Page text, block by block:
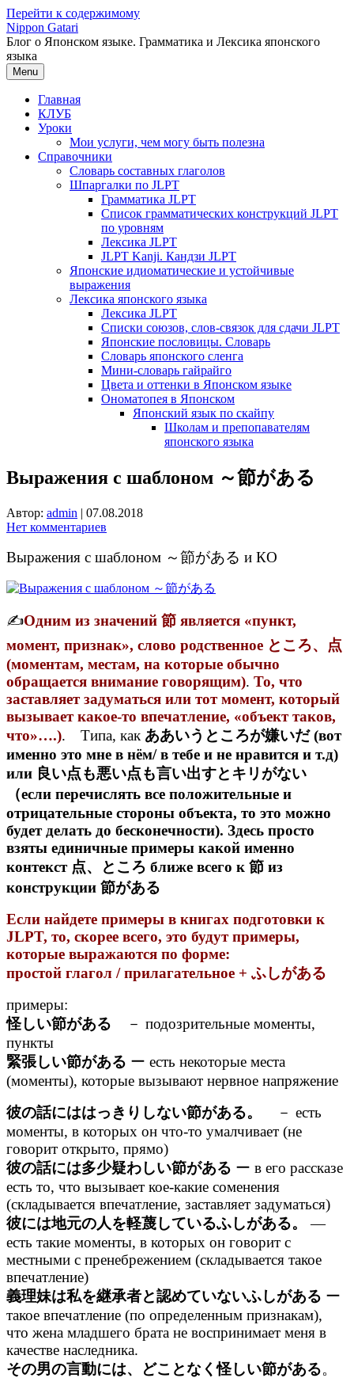
Перейти к содержимому
Nippon Gatari
Блог о Японском языке. Грамматика и Лексика японского
языка
Menu
Главная
КЛУБ
Уроки
Мои услуги, чем могу быть полезна
Справочники
Словарь составных глаголов
Шпаргалки по JLPT
Грамматика JLPT
Список грамматических конструкций JLPT
по уровням
Лексика JLPT
JLPT Kanji. Кандзи JLPT
Японские идиоматические и устойчивые
выражения
Лексика японского языка
Лексика JLPT
Списки союзов, слов-связок для сдачи JLPT
Японские пословицы. Словарь
Словарь японского сленга
Мини-словарь гайрайго
Цвета и оттенки в Японском языке
Ономатопея в Японском
Японский язык по скайпу
Школам и препопавателям
японского языка
Выражения с шаблоном ～節がある
Автор: admin | 07.08.2018
Нет комментариев
Выражения с шаблоном ～節がある и КО
✍Одним из значений 節 является «пункт,
момент, признак», слово родственное ところ、点
(моментам, местам, на которые обычно
обращается внимание говорящим). То, что
заставляет задуматься или тот момент, который
вызывает какое-то впечатление, «объект таков,
что»….). Типа, как ああいうところが嫌いだ (вот
именно это мне в нём/ в тебе и не нравится и т.д)
или 良い点も悪い点も言い出すとキリがない
（если перечислять все положительные и
отрицательные стороны объекта, то это можно
будет делать до бесконечности). Здесь просто
взяты единичные примеры какой именно
контекст 点、ところ ближе всего к 節 из
конструкции 節がある
Если найдете примеры в книгах подготовки к
JLPT, то, скорее всего, это будут примеры,
которые выражаются по форме:
простой глагол / прилагательное + ふしがある
примеры:
怪しい節がある
－ подозрительные моменты,
пункты
緊張しい節がある ー есть некоторые места
(моменты), которые вызывают нервное напряжение
彼の話にははっきりしない節がある。
－ есть
моменты, в которых он что-то умалчивает (не
говорит открыто, прямо)
彼の話には多少疑わしい節がある ー в его рассказе
есть то, что вызывает кое-какие соменения
(складывается впечатление, заставляет задуматься)
彼には地元の人を軽蔑しているふしがある。
—
есть такие моменты, в которых он говорит с
местными с пренебрежением (складывается такое
впечатление)
義理妹は私を継承者と認めていないふしがある ー
такое впечатление (по определенным признакам),
что жена младшего брата не воспринимает меня в
качестве наследника.
その男の言動には、どことなく怪しい節がある。